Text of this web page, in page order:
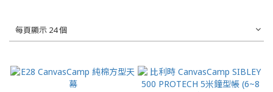
每頁顯示 24 個